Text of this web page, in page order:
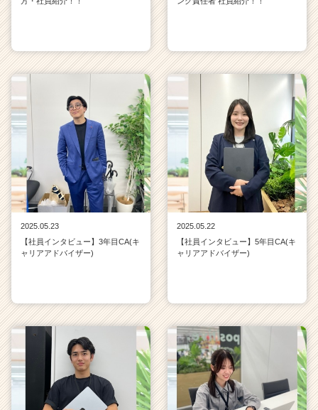
2025.05.23
【社員インタビュー】3年目CA(キ
ャリアアドバイザー)
2025.05.22
【社員インタビュー】5年目CA(キ
ャリアアドバイザー)